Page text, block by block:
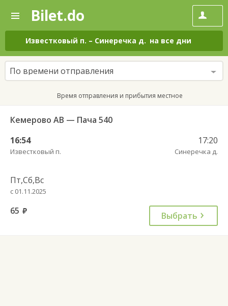
—
Поиск
и
покупка
билетов
на
автобус
онлайн
Bilet.do
Известковый п. – Синеречка д. на все дни
По времени отправления
Время отправления и прибытия местное
Кемерово АВ — Пача 540
16:54
Известковый п.
17:20
Синеречка д.
Пт,Сб,Вс
с 01.11.2025
65 руб. Выбрать